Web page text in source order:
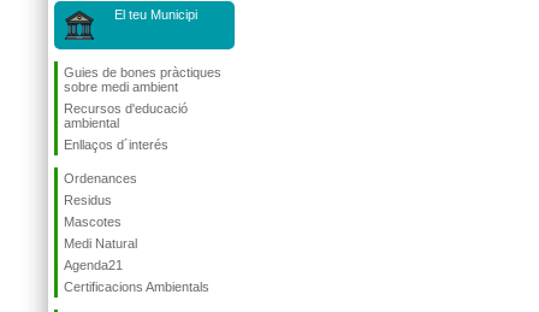
El teu Municipi
Guies de bones pràctiques
sobre medi ambient
Recursos d'educació
ambiental
Enllaços d´interés
Ordenances
Residus
Mascotes
Medi Natural
Agenda21
Certificacions Ambientals